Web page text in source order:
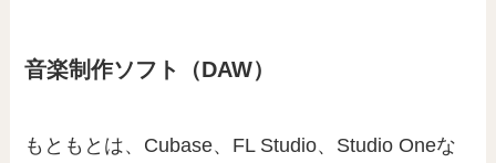
音楽制作ソフト（DAW）
もともとは、Cubase、FL Studio、Studio Oneな